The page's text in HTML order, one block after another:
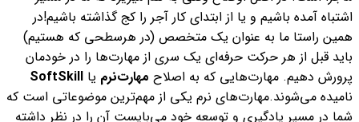
اشتباه آمده باشیم و یا از ابتدای کار آجر را کج گذاشته باشیم!در
همین راستا ما به عنوان یک متخصص (در هرسطحی که هستیم)
باید قبل از هر حرکت حرفه‌ای یک سری از مهارت‌ها را در خودمان
پرورش دهیم. مهارت‌هایی که به اصلاح مهارت‌نرم یا Soft‌Skill
نامیده می‌شوند.مهارت‌های نرم یکی از مهم‌ترین موضوعاتی است که
شما در مسیر یادگیری و توسعه خود می‌بایست آن را در نظر داشته